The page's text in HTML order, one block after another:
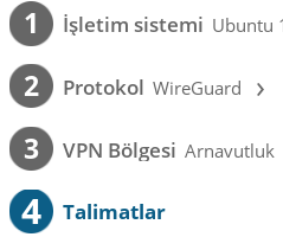
1 İşletim sistemi Ubuntu
2 Protokol WireGuard ›
3 VPN Bölgesi Arnavutluk
4 Talimatlar